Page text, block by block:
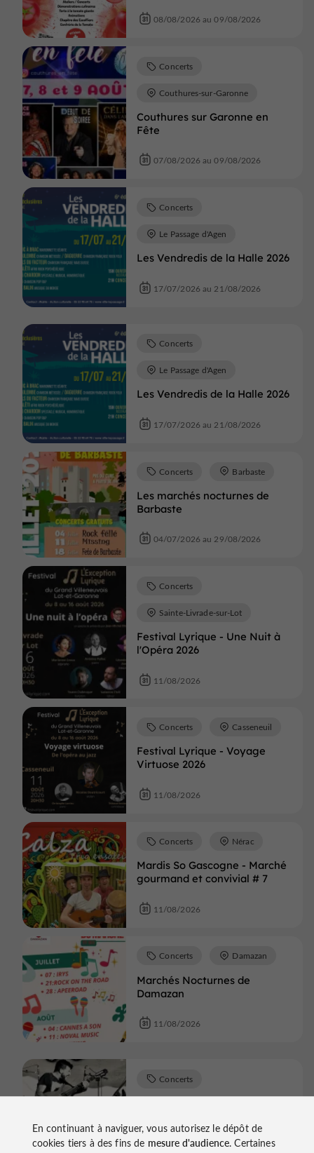
08/08/2026 au 09/08/2026
Couthures sur Garonne en
Fête
Concerts
Couthures-sur-Garonne
07/08/2026 au 09/08/2026
Les Vendredis de la Halle 2026
Concerts
Le Passage d'Agen
17/07/2026 au 21/08/2026
Les Vendredis de la Halle 2026
Concerts
Le Passage d'Agen
17/07/2026 au 21/08/2026
Les marchés nocturnes de
Barbaste
Concerts Barbaste
04/07/2026 au 29/08/2026
Festival Lyrique - Une Nuit à
l'Opéra 2026
Concerts
Sainte-Livrade-sur-Lot
11/08/2026
Festival Lyrique - Voyage
Virtuose 2026
Concerts Casseneuil
11/08/2026
Mardis So Gascogne - Marché
gourmand et convivial # 7
Concerts Nérac
11/08/2026
Marchés Nocturnes de
Damazan
Concerts Damazan
11/08/2026
Concert de Sale Gosse
Concerts
En continuant à naviguer, vous autorisez le dépôt de
cookies tiers à des fins de mesure d'audience. Certaines